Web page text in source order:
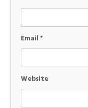
Email*
Website